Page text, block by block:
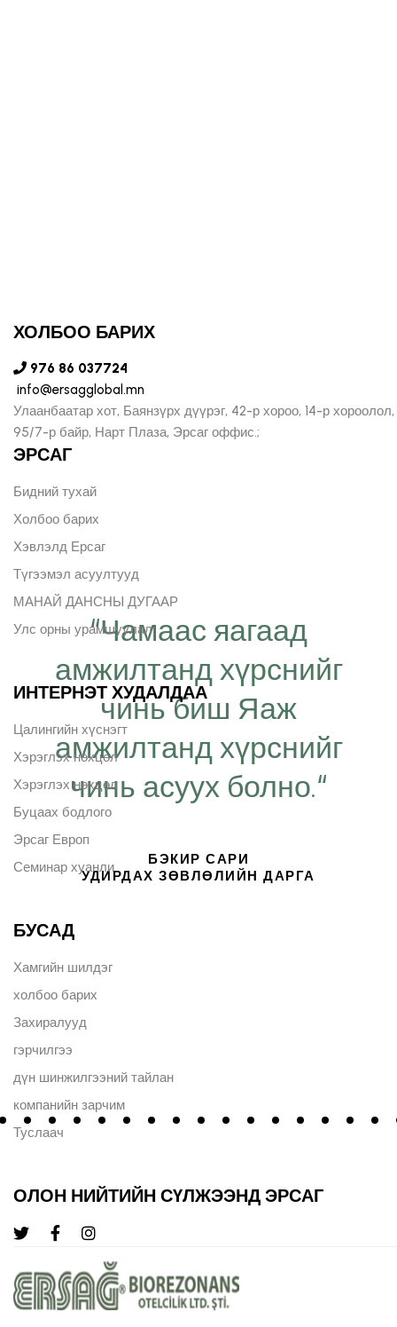
“Чамаас яагаад
амжилтанд хүрснийг
чинь биш Яаж
амжилтанд хүрснийг
чинь асуух болно.“
БЭКИР САРИ
УДИРДАХ ЗӨВЛӨЛИЙН ДАРГА
ХОЛБОО БАРИХ
976 86 037724
info@ersagglobal.mn
Улаанбаатар хот, Баянзүрх дүүрэг, 42-р хороо, 14-р хороолол,
95/7-р байр, Нарт Плаза, Эрсаг оффис.;
ЭРСАГ
Бидний тухай
Холбоо барих
Хэвлэлд Ерсаг
Түгээмэл асуултууд
МАНАЙ ДАНСНЫ ДУГААР
Улс орны урамшуулал
ИНТЕРНЭТ ХУДАЛДАА
Цалингийн хүснэгт
Хэрэглэх нөхцөл
Хэрэглэх нөхцөл
Буцаах бодлого
Эрсаг Европ
Семинар хуанли
БУСАД
Хамгийн шилдэг
холбоо барих
Захиралууд
гэрчилгээ
дүн шинжилгээний тайлан
компанийн зарчим
Туслаач
ОЛОН НИЙТИЙН СҮЛЖЭЭНД ЭРСАГ